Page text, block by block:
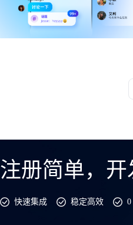
注册简单，开
快速集成 稳定高效 0